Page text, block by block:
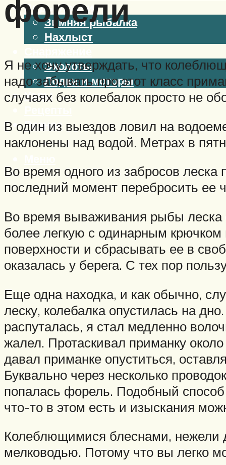
Виды ловли
Зимняя рыбалка
Нахлыст
Эхолоты
Лодки и моторы
Узлы
Разное
форели
Я не хочу утверждать, что
надо забывать про этот класс
случаях без колебалок просто не
В один из выездов ловил на
наклонены над водой. Метрах в
Во время одного из забросов
последний момент перебросить ее
Во время вываживания рыбы леска
более легкую с одинарным крючком
поверхности и сбрасывать ее в
оказалась у берега. С тех пор
Еще одна находка, и как обычно,
леску, колебалка опустилась на
распуталась, я стал медленно
жалел. Протаскивал приманку
давал приманке опуститься,
Буквально через несколько
попалась форель. Подобный
что-то в этом есть и изыскания
Колеблющимися блеснами, нежели
мелководью. Потому что вы легко